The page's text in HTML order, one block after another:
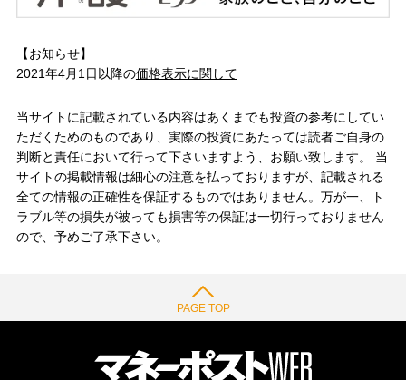
【お知らせ】
2021年4月1日以降の価格表示に関して
当サイトに記載されている内容はあくまでも投資の参考にしてい
ただくためのものであり、実際の投資にあたっては読者ご自身の
判断と責任において行って下さいますよう、お願い致します。 当
サイトの掲載情報は細心の注意を払っておりますが、記載される
全ての情報の正確性を保証するものではありません。万が一、ト
ラブル等の損失が被っても損害等の保証は一切行っておりません
ので、予めご了承下さい。
PAGE TOP